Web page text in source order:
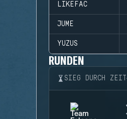
LIKEFAC
JUME
YUZUS
RUNDEN
SIEG DURCH ZEIT